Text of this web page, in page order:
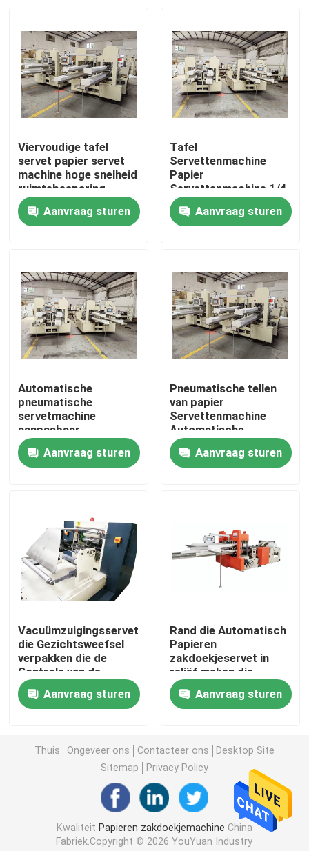
Huis
Producten
VR-show
Ongeveer ons
Fabrieksreis
Kwaliteitscontrole
Contacteer ons
Nieuws
gezichtsweefselmachine
Document Servetmachine
papieren zakdoekjesnijmachine
Weefsel die Machine omzetten
De Machine van weefselrewinder
De Machine van de papieren zakdoekjeverpakking
De Machine van het tweede Handpapieren zakdoekje
Viervoudige tafel
servet papier servet
machine hoge snelheid
ruimtebesparing
Aanvraag sturen
Tafel
Servettenmachine
Papier
Servettenmachine 1/4
Quarter Fold 5000
vellen per minuut
Aanvraag sturen
Automatische
pneumatische
servetmachine
aanpasbaar
380V/50HZ
Aanvraag sturen
Pneumatische tellen
van papier
Servettenmachine
Automatische
115x115mm
Gevouwen grootte
Aanvraag sturen
Vacuümzuigingsservet
die Gezichtsweefsel
verpakken die de
Controle van de
Machineomschakelaar
vouwenAanvraag sturen
Rand die Automatisch
Papieren
zakdoekjeservet in
reliëf maken die
Machine 7.5KW maken
Aanvraag sturen
Thuis Ongeveer ons Contacteer ons
Desktop Site
Sitemap
Privacy Policy
Kwaliteit Papieren zakdoekjemachine China
Fabriek.Copyright © 2026 YouYuan Industry